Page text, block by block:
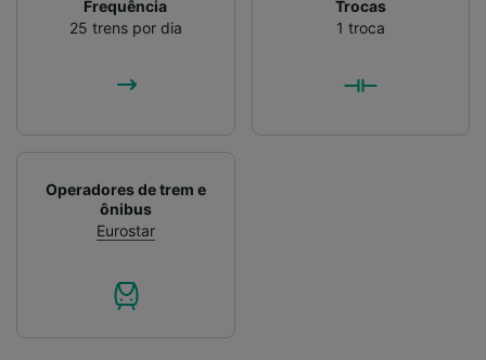
Frequência
25 trens por dia
Trocas
1 troca
Operadores de trem e
ônibus
Eurostar